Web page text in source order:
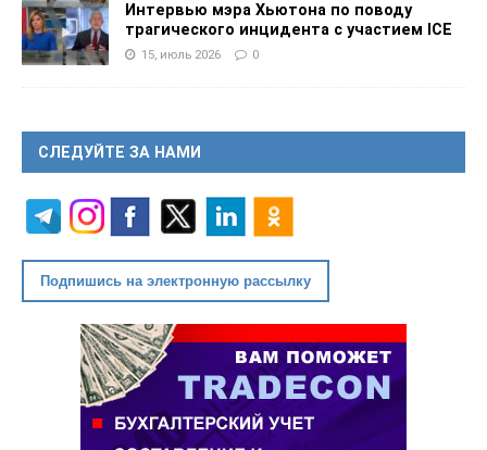
Интервью мэра Хьютона по поводу
трагического инцидента с участием ICE
15, июль 2026 0
СЛЕДУЙТЕ ЗА НАМИ
Подпишись на электронную рассылку